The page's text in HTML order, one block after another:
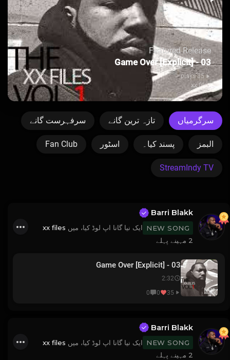
Featured Release
03 - Game Over [Explicit]
35 plays
xx files
سرگرمیاں تازہ ترین گانے سرفہرست گانے
البمز پسند کیا۔ اسٹور Fan Club
StreamIndy TV
Barri Blakk
NEW SONG ایک نیا گانا اپ لوڈ کیا، میں xx files
2 مہینے پہلے
03 - Game Over [Explicit]
2:32
35
0
0
Barri Blakk
NEW SONG ایک نیا گانا اپ لوڈ کیا، میں xx files
2 مہینے پہلے